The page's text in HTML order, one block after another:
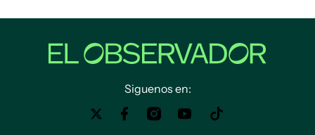
Siguenos en: